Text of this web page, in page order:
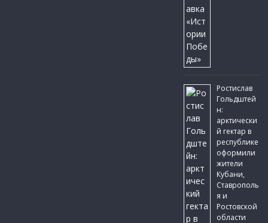
Ростислав
Гольдштей
н:
арктически
й гектар в
республике
оформили
жители
Кубани,
Ставрополь
я и
Ростовской
области